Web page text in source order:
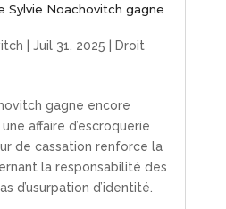
Sylvie Noachovitch gagne
Juil 31, 2025
Droit
gagne encore
affaire d’escroquerie
de cassation renforce la
la responsabilité des
d’usurpation d’identité.